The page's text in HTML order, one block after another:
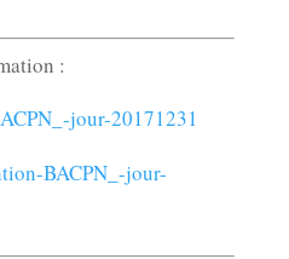
:
jour-20171231
BACPN_-jour-